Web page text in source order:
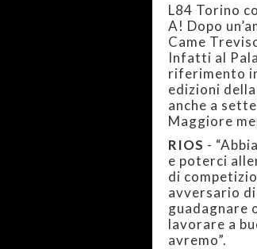
L84 Torino
A! Dopo
Came
Infatti al
riferimento
edizioni
anche a
Maggiore
RIOS -
e poterci
di
avversario di
guadagnare
lavorare a
avremo”.